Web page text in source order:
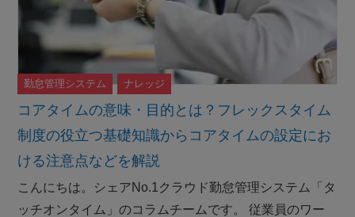
コアタイムの意味・目的とは？フレックスタイム
制度の役立つ基礎知識からコアタイムの設定にお
ける注意点などを解説
勤怠管理システム ナレッジ
こんにちは。シェアNo.1クラウド勤怠管理システム「タ
ッチオンタイム」のコラムチームです。 従業員のワー